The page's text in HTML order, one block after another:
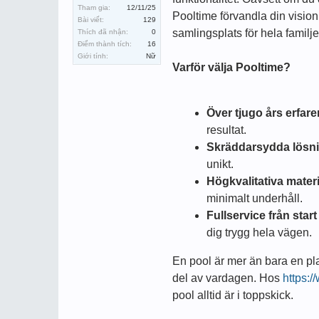
Tham gia:
12/11/25
Bài viết:
129
Thích đã nhận:
0
Điểm thành tích:
16
Giới tính:
Nữ
Pooltime förvandla din
samlingsplats för hela
Varför välja Pooltime?
Över tjugo års
resultat.
Skräddarsydda
unikt.
Högkvalitativa
minimalt underhåll.
Fullservice från
dig trygg hela vägen.
En pool är mer än bara en
del av vardagen. Hos
pool alltid är i toppskick.